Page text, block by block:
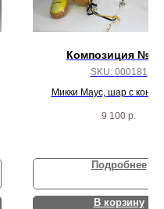
Композиция №
SKU: 000181
Микки Маус, шар с
пастель шаров
9 100 р.
Подробнее
В корзину